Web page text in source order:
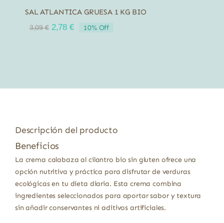
SAL ATLANTICA GRUESA 1 KG BIO
3,09€ El
2,78 €El
10% Off
Descripción del producto
Beneficios
La crema calabaza al cilantro bio sin gluten ofrece una
opción nutritiva y práctica para disfrutar de verduras
ecológicas en tu dieta diaria. Esta crema combina
ingredientes seleccionados para aportar sabor y textura
sin añadir conservantes ni aditivos artificiales.